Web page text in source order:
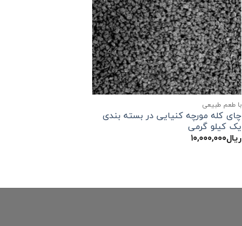
با طعم طبیعی
چای کله مورچه کنیایی در بسته بندی
یک کیلو گرمی
ریال۱۰,۰۰۰,۰۰۰